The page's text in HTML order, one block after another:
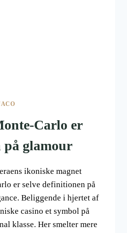
Carlo er
glamour
ikoniske magnet
er selve definitionen på
Beliggende i hjertet af
casino et symbol på
klasse. Her smelter mere